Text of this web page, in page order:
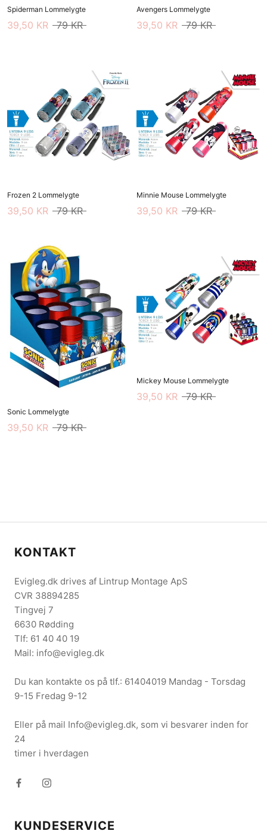
Spiderman Lommelygte
39,50 KR 79 KR
Avengers Lommelygte
39,50 KR 79 KR
Frozen 2 Lommelygte
39,50 KR 79 KR
Minnie Mouse Lommelygte
39,50 KR 79 KR
Sonic Lommelygte
39,50 KR 79 KR
Mickey Mouse Lommelygte
39,50 KR 79 KR
KONTAKT
Evigleg.dk drives af Lintrup Montage ApS
CVR 38894285
Tingvej 7
6630 Rødding
Tlf: 61 40 40 19
Mail: info@evigleg.dk
Du kan kontakte os på tlf.: 61404019 Mandag - Torsdag
9-15 Fredag 9-12
Eller på mail Info@evigleg.dk, som vi besvarer inden for
24
timer i hverdagen
KUNDESERVICE